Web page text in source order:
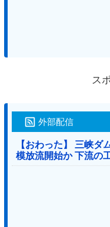
ス
外部配信
【おわった】 三峡ダ
模放流開始か 下流の
る